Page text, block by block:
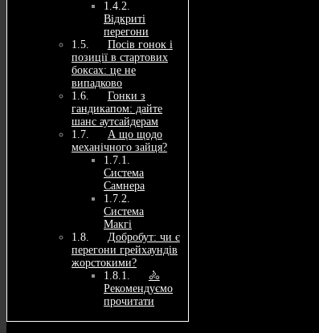
Відкриті
перегони
Посів гонок і
позиції в стартових
боксах: це не
випадково
Гонки з
гандикапом: дайте
шанс аутсайдерам
А що щодо
механічного зайця?
Система
Самнера
Система
Макгі
Добробут: чи є
перегони грейхаундів
жорстокими?
🚴
Рекомендуємо
прочитати